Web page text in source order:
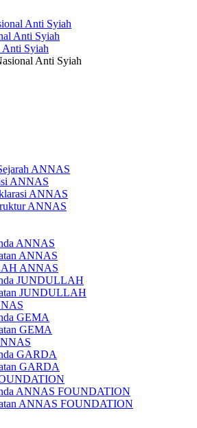
ANNAS
ANNAS
ANNAS
ANNAS
ANNAS
ANNAS
ANNAS
JUNDULLAH
JUNDULLAH
GEMA
GEMA
GARDA
GARDA
ANNAS FOUNDATION
ANNAS FOUNDATION